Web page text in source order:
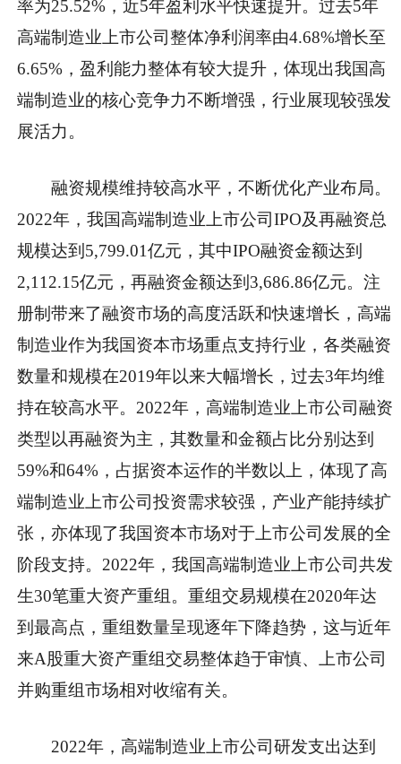
率为25.52%，近5年盈利水平快速提升。过去5年
高端制造业上市公司整体净利润率由4.68%增长至
6.65%，盈利能力整体有较大提升，体现出我国高
端制造业的核心竞争力不断增强，行业展现较强发
展活力。
融资规模维持较高水平，不断优化产业布局。
2022年，我国高端制造业上市公司IPO及再融资总
规模达到5,799.01亿元，其中IPO融资金额达到
2,112.15亿元，再融资金额达到3,686.86亿元。注
册制带来了融资市场的高度活跃和快速增长，高端
制造业作为我国资本市场重点支持行业，各类融资
数量和规模在2019年以来大幅增长，过去3年均维
持在较高水平。2022年，高端制造业上市公司融资
类型以再融资为主，其数量和金额占比分别达到
59%和64%，占据资本运作的半数以上，体现了高
端制造业上市公司投资需求较强，产业产能持续扩
张，亦体现了我国资本市场对于上市公司发展的全
阶段支持。2022年，我国高端制造业上市公司共发
生30笔重大资产重组。重组交易规模在2020年达
到最高点，重组数量呈现逐年下降趋势，这与近年
来A股重大资产重组交易整体趋于审慎、上市公司
并购重组市场相对收缩有关。
2022年，高端制造业上市公司研发支出达到